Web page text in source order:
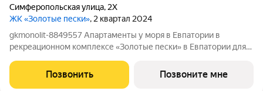
Симферопольская улица, 2Х
ЖК «Золотые пески», 2 квартал 2024
gkmonolit-8849557 Апартаменты у моря в Евпатории в
рекреационном комплексе «Золотые пески» в Евпатории для
ОГРАНИЧЕНО! Ввод в эксплуатацию - II кв. 2027 О
КОМПЛЕКСЕ. Комплекс апартаментов «Золотые пески» -
Позвонить Позвоните мне